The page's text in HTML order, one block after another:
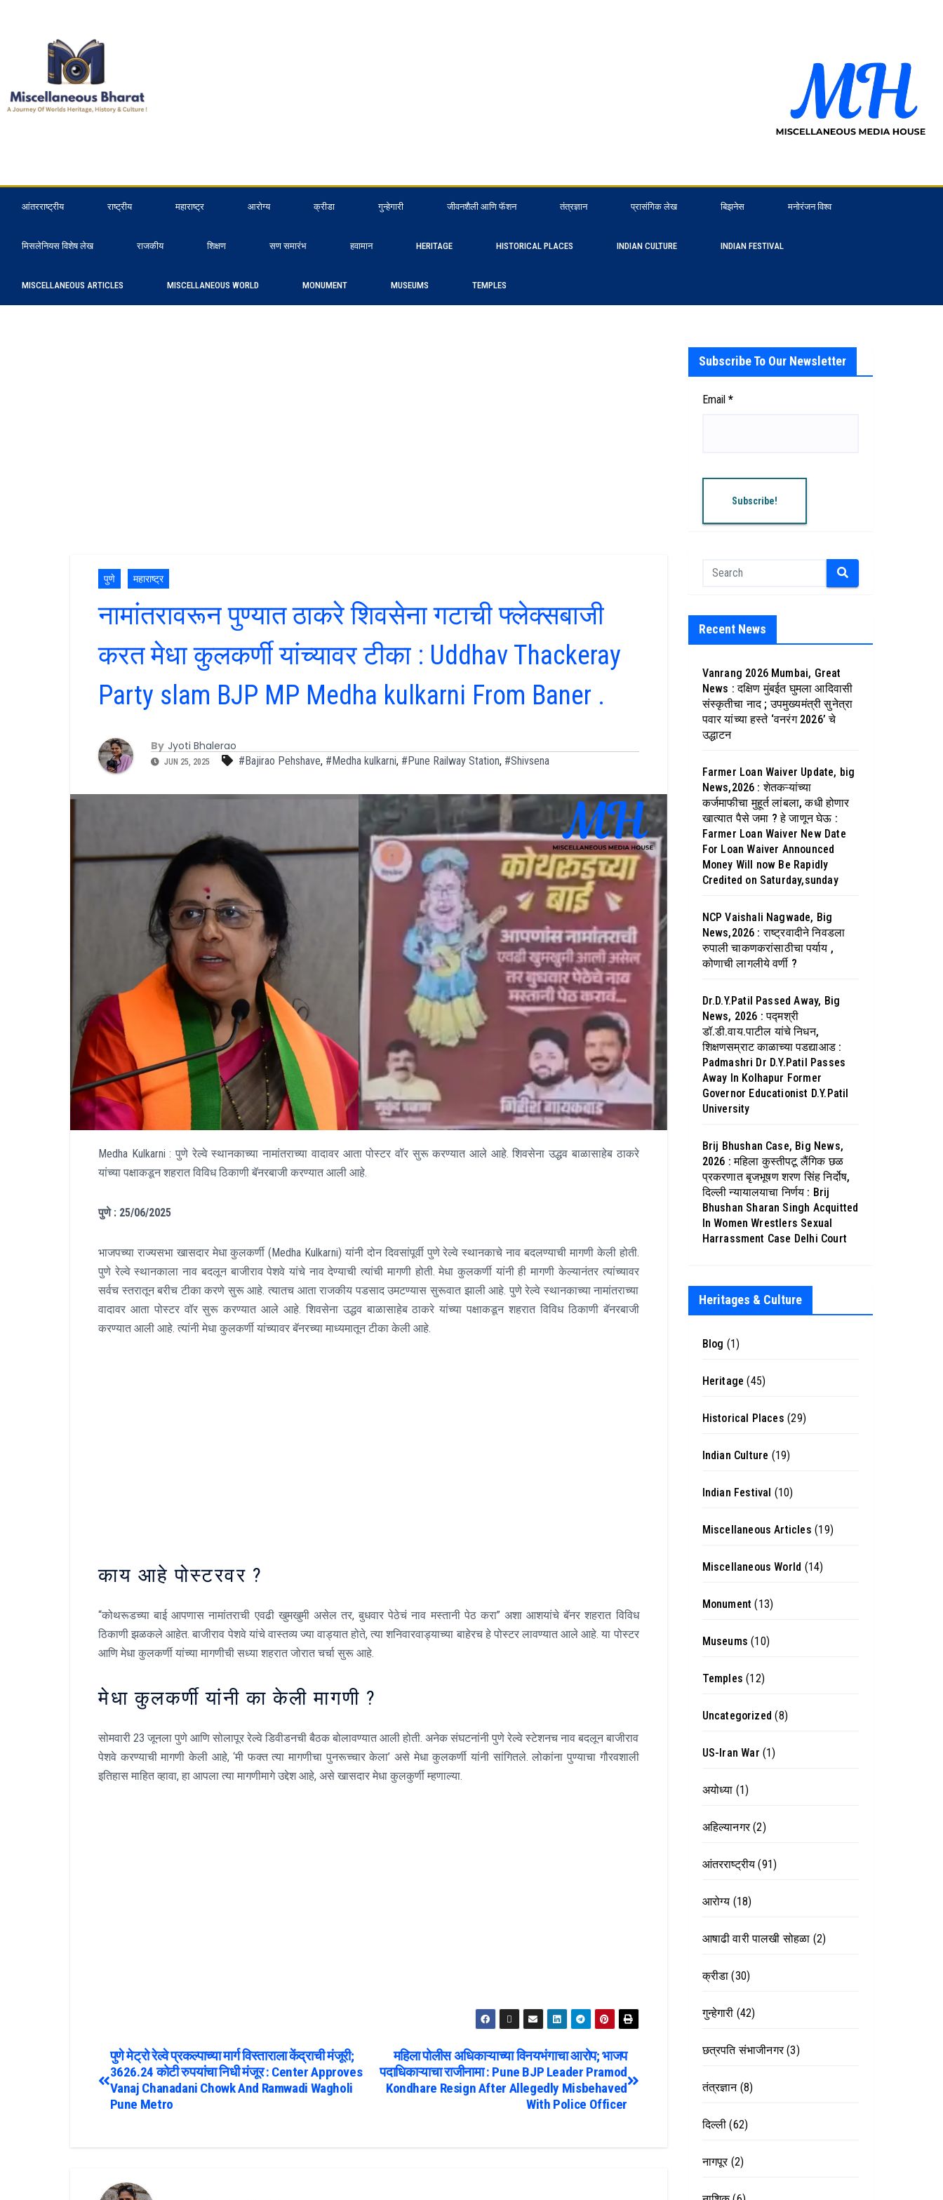
आंतरराष्ट्रीय राष्ट्रीय महाराष्ट्र आरोग्य क्रीडा गुन्हेगारी जीवनशैली आणि फॅशन तंत्रज्ञान प्रासंगिक लेख बिझनेस मनोरंजन विश्व
मिसलेनियस विशेष लेख राजकीय शिक्षण सण समारंभ हवामान HERITAGE HISTORICAL PLACES INDIAN CULTURE INDIAN FESTIVAL
MISCELLANEOUS ARTICLES MISCELLANEOUS WORLD MONUMENT MUSEUMS TEMPLES
पुणे महाराष्ट्र
नामांतरावरून पुण्यात ठाकरे शिवसेना गटाची फ्लेक्सबाजी
करत मेधा कुलकर्णी यांच्यावर टीका : Uddhav Thackeray
Party slam BJP MP Medha kulkarni From Baner .
By Jyoti Bhalerao
JUN 25, 2025 #Bajirao Pehshave, #Medha kulkarni, #Pune Railway Station, #Shivsena
Medha Kulkarni : पुणे रेल्वे स्थानकाच्या नामांतराच्या वादावर आता पोस्टर वॉर सुरू करण्यात आले आहे. शिवसेना उद्धव बाळासाहेब ठाकरे
यांच्या पक्षाकडून शहरात विविध ठिकाणी बॅनरबाजी करण्यात आली आहे.
पुणे : 25/06/2025
भाजपच्या राज्यसभा खासदार मेधा कुलकर्णी (Medha Kulkarni) यांनी दोन दिवसांपूर्वी पुणे रेल्वे स्थानकाचे नाव बदलण्याची मागणी केली होती.
पुणे रेल्वे स्थानकाला नाव बदलून बाजीराव पेशवे यांचे नाव देण्याची त्यांची मागणी होती. मेधा कुलकर्णी यांनी ही मागणी केल्यानंतर त्यांच्यावर
सर्वच स्तरातून बरीच टीका करणे सुरू आहे. त्यातच आता राजकीय पडसाद उमटण्यास सुरूवात झाली आहे. पुणे रेल्वे स्थानकाच्या नामांतराच्या
वादावर आता पोस्टर वॉर सुरू करण्यात आले आहे. शिवसेना उद्धव बाळासाहेब ठाकरे यांच्या पक्षाकडून शहरात विविध ठिकाणी बॅनरबाजी
करण्यात आली आहे. त्यांनी मेधा कुलकर्णी यांच्यावर बॅनरच्या माध्यमातून टीका केली आहे.
काय आहे पोस्टरवर ?
“कोथरूडच्या बाई आपणास नामांतराची एवढी खुमखुमी असेल तर, बुधवार पेठेचं नाव मस्तानी पेठ करा” अशा आशयांचे बॅनर शहरात विविध
ठिकाणी झळकले आहेत. बाजीराव पेशवे यांचे वास्तव्य ज्या वाड्यात होते, त्या शनिवारवाड्याच्या बाहेरच हे पोस्टर लावण्यात आले आहे. या पोस्टर
आणि मेधा कुलकर्णी यांच्या मागणीची सध्या शहरात जोरात चर्चा सुरू आहे.
मेधा कुलकर्णी यांनी का केली मागणी ?
सोमवारी 23 जूनला पुणे आणि सोलापूर रेल्वे डिवीडनची बैठक बोलावण्यात आली होती. अनेक संघटनांनी पुणे रेल्वे स्टेशनच नाव बदलून बाजीराव
पेशवे करण्याची मागणी केली आहे, ‘मी फक्त त्या मागणीचा पुनरूच्चार केला’ असे मेधा कुलकर्णी यांनी सांगितले. लोकांना पुण्याचा गौरवशाली
इतिहास माहित व्हावा, हा आपला त्या मागणीमागे उद्देश आहे, असे खासदार मेधा कुलकुर्णी म्हणाल्या.
महिला पोलीस अधिकाऱ्याच्या विनयभंगाचा आरोप; भाजप
पदाधिकाऱ्याचा राजीनामा : Pune BJP Leader Pramod
Kondhare Resign After Allegedly Misbehaved
With Police Officer
पुणे मेट्रो रेल्वे प्रकल्पाच्या मार्ग विस्ताराला केंद्राची मंजूरी;
3626.24 कोटी रुपयांचा निधी मंजूर : Center Approves
Vanaj Chanadani Chowk And Ramwadi Wagholi
Pune Metro
Subscribe To Our Newsletter
Email *
Recent News
Vanrang 2026 Mumbai, Great
News : दक्षिण मुंबईत घुमला आदिवासी
संस्कृतीचा नाद ; उपमुख्यमंत्री सुनेत्रा
पवार यांच्या हस्ते ‘वनरंग 2026’ चे
उद्धाटन
Farmer Loan Waiver Update, big
News,2026 : शेतकऱ्यांच्या
कर्जमाफीचा मुहूर्त लांबला, कधी होणार
खात्यात पैसे जमा ? हे जाणून घेऊ :
Farmer Loan Waiver New Date
For Loan Waiver Announced
Money Will now Be Rapidly
Credited on Saturday,sunday
NCP Vaishali Nagwade, Big
News,2026 : राष्ट्रवादीने निवडला
रुपाली चाकणकरांसाठीचा पर्याय ,
कोणाची लागलीये वर्णी ?
Dr.D.Y.Patil Passed Away, Big
News, 2026 : पद्मश्री
डॉ.डी.वाय.पाटील यांचे निधन,
शिक्षणसम्राट काळाच्या पडद्याआड :
Padmashri Dr D.Y.Patil Passes
Away In Kolhapur Former
Governor Educationist D.Y.Patil
University
Brij Bhushan Case, Big News,
2026 : महिला कुस्तीपटू लैंगिक छळ
प्रकरणात बृजभूषण शरण सिंह निर्दोष,
दिल्ली न्यायालयाचा निर्णय : Brij
Bhushan Sharan Singh Acquitted
In Women Wrestlers Sexual
Harrassment Case Delhi Court
Heritages & Culture
Blog (1)
Heritage (45)
Historical Places (29)
Indian Culture (19)
Indian Festival (10)
Miscellaneous Articles (19)
Miscellaneous World (14)
Monument (13)
Museums (10)
Temples (12)
Uncategorized (8)
US-Iran War (1)
अयोध्या (1)
अहिल्यानगर(2)
आंतरराष्ट्रीय (91)
आरोग्य (18)
आषाढी वारी पालखी सोहळा (2)
क्रीडा (30)
गुन्हेगारी (42)
छत्रपति संभाजीनगर(3)
तंत्रज्ञान(8)
दिल्ली (62)
नागपूर(2)